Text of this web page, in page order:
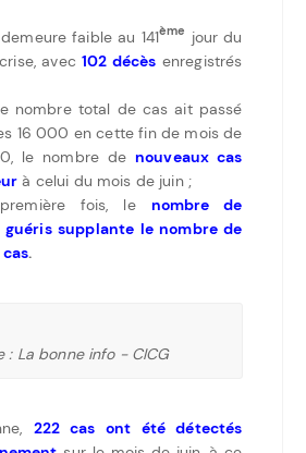
faible au 141ème
jour du
avec102 décès enregistrés
nombre total de cas ait passé
16 000 en cette fin de mois de
le nombre denouveaux cas
à celui du mois de juin ;
fois, le nombre de
guéris supplante le nombre de
.
: La bonne info - CICG
222 cas ont été détectés